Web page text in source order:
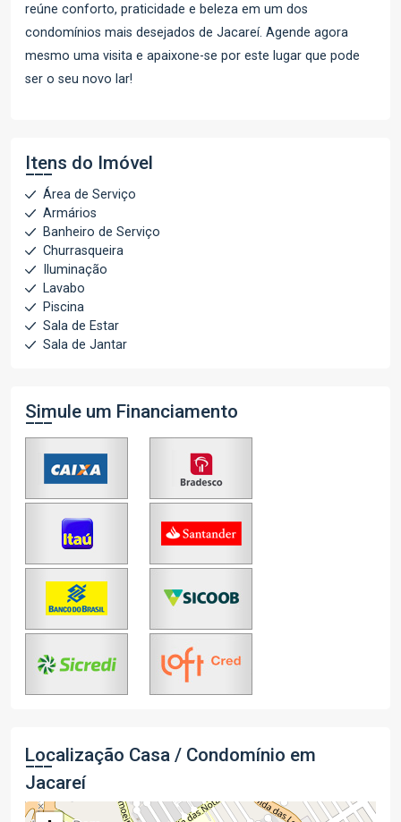
reúne conforto, praticidade e beleza em um dos
condomínios mais desejados de Jacareí. Agende agora
mesmo uma visita e apaixone-se por este lugar que pode
ser o seu novo lar!
Itens do Imóvel
Área de Serviço
Armários
Banheiro de Serviço
Churrasqueira
Iluminação
Lavabo
Piscina
Sala de Estar
Sala de Jantar
Simule um Financiamento
Localização Casa / Condomínio em
Jacareí